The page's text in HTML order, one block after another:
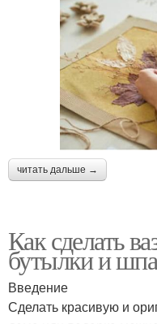
читать дальше →
Как сделать
бутылки и
Введение
Сделать красивую и